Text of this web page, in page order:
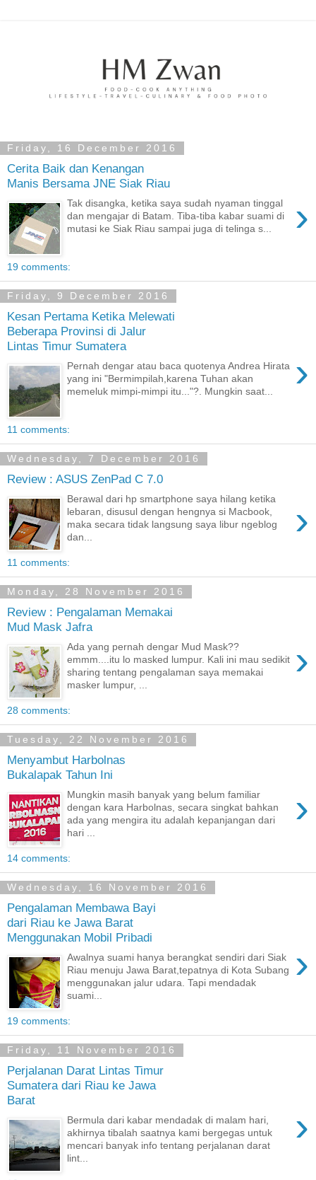
Friday, 16 December 2016
Cerita Baik dan Kenangan
Manis Bersama JNE Siak Riau
›
Tak disangka, ketika saya sudah nyaman tinggal
dan mengajar di Batam. Tiba-tiba kabar suami di
mutasi ke Siak Riau sampai juga di telinga s...
19 comments:
Friday, 9 December 2016
Kesan Pertama Ketika Melewati
Beberapa Provinsi di Jalur
Lintas Timur Sumatera
›
Pernah dengar atau baca quotenya Andrea Hirata
yang ini "Bermimpilah,karena Tuhan akan
memeluk mimpi-mimpi itu..."?. Mungkin saat...
11 comments:
Wednesday, 7 December 2016
Review : ASUS ZenPad C 7.0
›
Berawal dari hp smartphone saya hilang ketika
lebaran, disusul dengan hengnya si Macbook,
maka secara tidak langsung saya libur ngeblog
dan...
11 comments:
Monday, 28 November 2016
Review : Pengalaman Memakai
Mud Mask Jafra
›
Ada yang pernah dengar Mud Mask??
emmm....itu lo masked lumpur. Kali ini mau sedikit
sharing tentang pengalaman saya memakai
masker lumpur, ...
28 comments:
Tuesday, 22 November 2016
Menyambut Harbolnas
Bukalapak Tahun Ini
›
Mungkin masih banyak yang belum familiar
dengan kara Harbolnas, secara singkat bahkan
ada yang mengira itu adalah kepanjangan dari
hari ...
14 comments:
Wednesday, 16 November 2016
Pengalaman Membawa Bayi
dari Riau ke Jawa Barat
Menggunakan Mobil Pribadi
›
Awalnya suami hanya berangkat sendiri dari Siak
Riau menuju Jawa Barat,tepatnya di Kota Subang
menggunakan jalur udara. Tapi mendadak
suami...
19 comments:
Friday, 11 November 2016
Perjalanan Darat Lintas Timur
Sumatera dari Riau ke Jawa
Barat
›
Bermula dari kabar mendadak di malam hari,
akhirnya tibalah saatnya kami bergegas untuk
mencari banyak info tentang perjalanan darat
lint...